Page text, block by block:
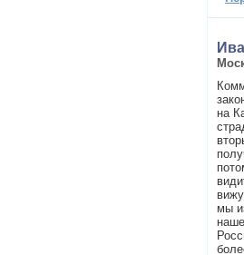
на
мы